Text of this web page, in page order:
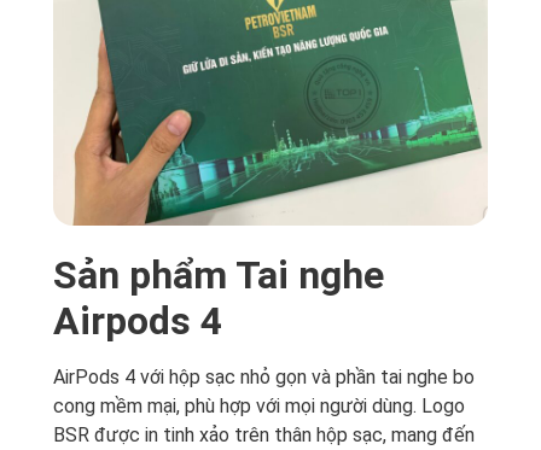
Sản phẩm Tai nghe
Airpods 4
AirPods 4 với hộp sạc nhỏ gọn và phần tai nghe bo
cong mềm mại, phù hợp với mọi người dùng. Logo
BSR được in tinh xảo trên thân hộp sạc, mang đến